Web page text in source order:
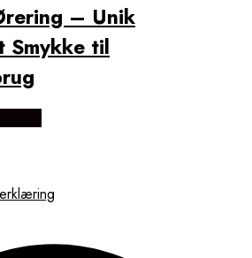
– Unik
Smykke til